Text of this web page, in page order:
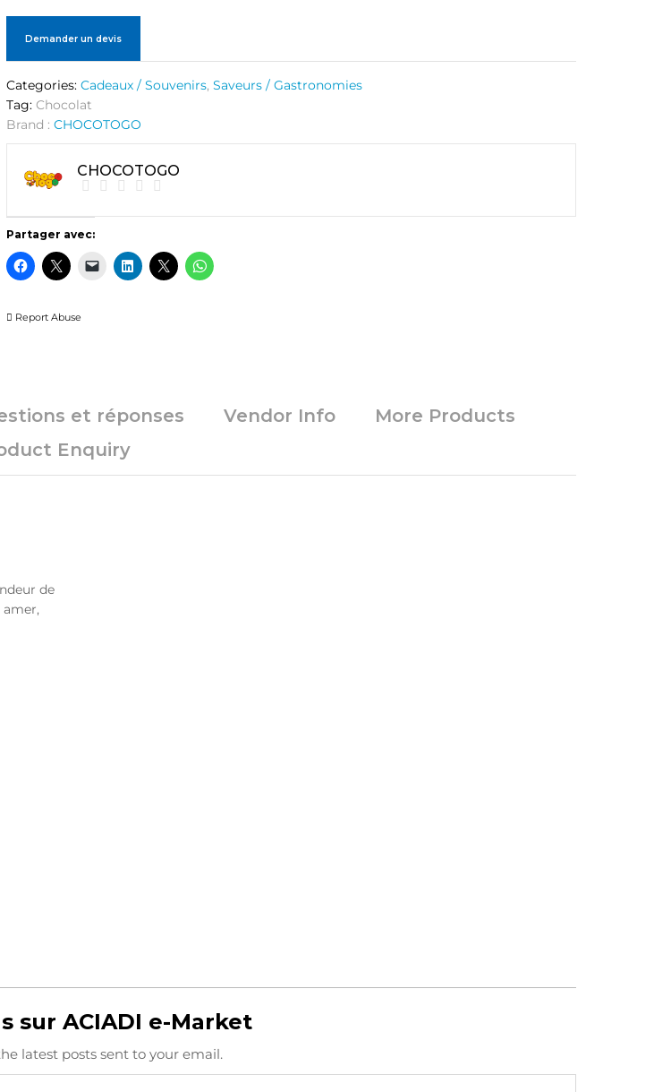
VRAC
quantité
Demander un devis
Categories:Cadeaux / Souvenirs,Saveurs / Gastronomies
Tag: Chocolat
Brand :CHOCOTOGO
CHOCOTOGO
Partager avec:
Report Abuse
et réponses Vendor Info
More Products
Enquiry
de
amer,
sur ACIADI e-Market
latest posts sent to your email.